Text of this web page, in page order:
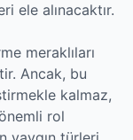
ele alınacaktır.
meraklıları
Ancak, bu
kalmaz,
rol